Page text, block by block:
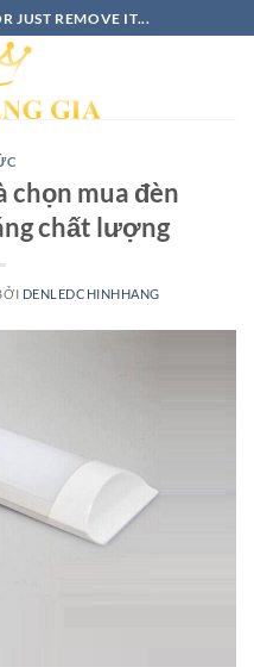
JUST REMOVE IT...
chọn mua đèn
chất lượng
DENLEDCHINHHANG